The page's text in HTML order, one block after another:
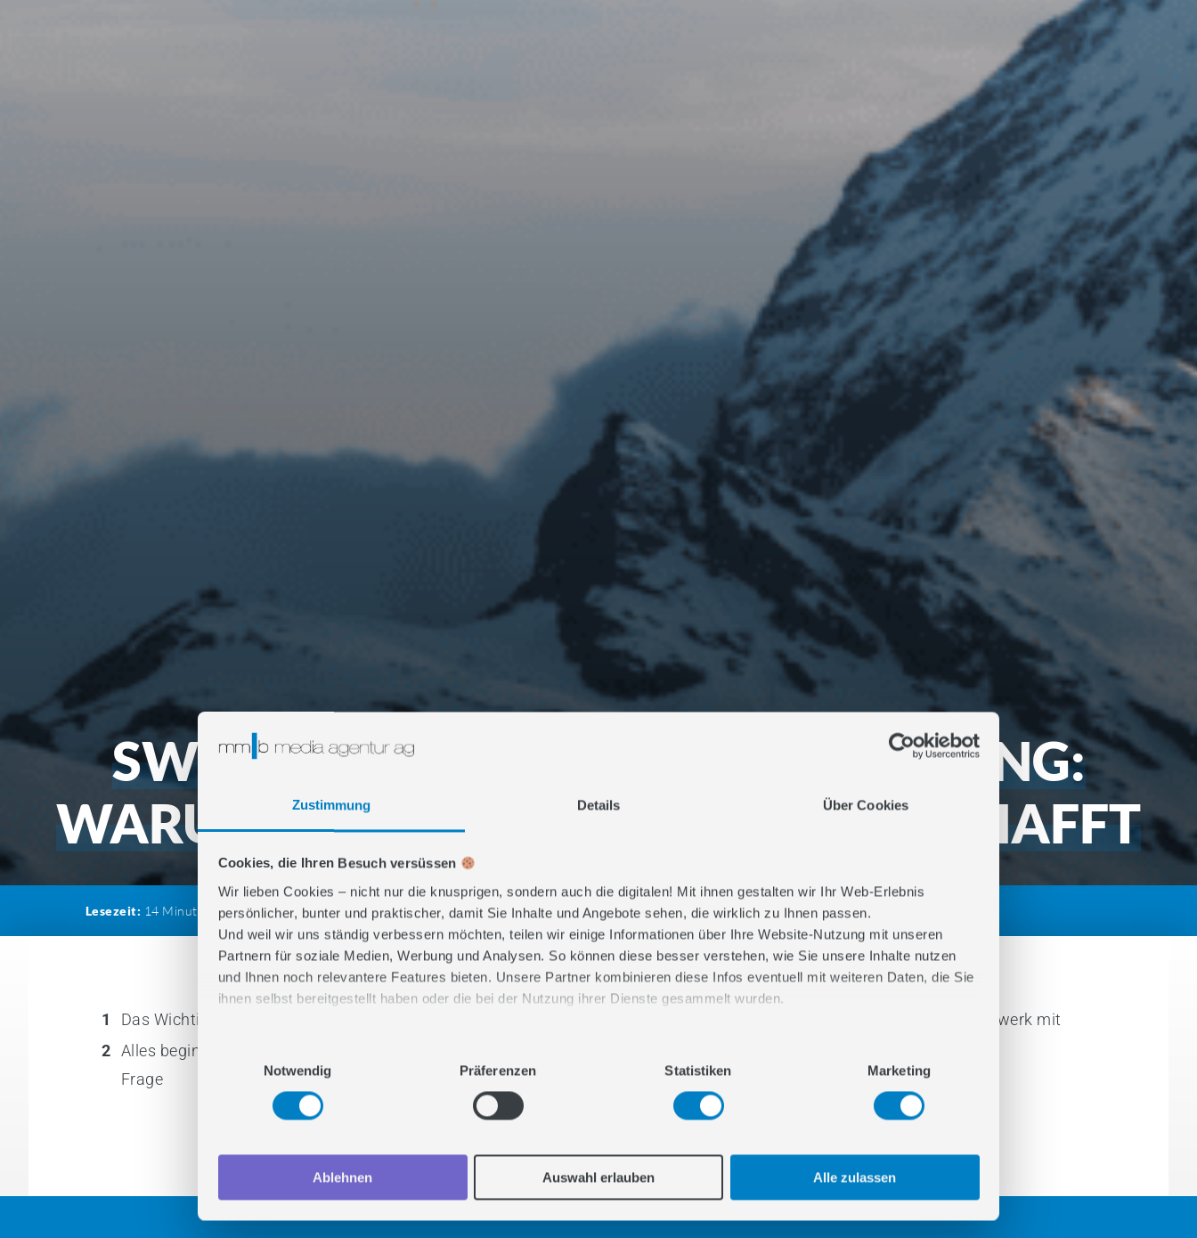
Zustimmung Details Über Cookies
Cookies, die Ihren Besuch versüssen
Wir lieben Cookies – nicht nur die knusprigen, sondern auch die digitalen! Mit ihnen gestalten wir Ihr Web-Erlebnis
persönlicher, bunter und praktischer, damit Sie Inhalte und Angebote sehen, die wirklich zu Ihnen passen.
Und weil wir uns ständig verbessern möchten, teilen wir einige Informationen über Ihre Website-Nutzung mit unseren
Partnern für soziale Medien, Werbung und Analysen. So können diese besser verstehen, wie Sie unsere Inhalte nutzen
und Ihnen noch relevantere Features bieten. Unsere Partner kombinieren diese Infos eventuell mit weiteren Daten, die Sie
ihnen selbst bereitgestellt haben oder die bei der Nutzung ihrer Dienste gesammelt wurden.
Einwilligungsauswahl
Notwendig
Präferenzen Statistiken Marketing
Ablehnen Auswahl erlauben Alle zulassen
SWISS LABEL IM DIGITAL MARKETING:
WARUM HERKUNFT VERTRAUEN SCHAFFT
Lesezeit: 14 Minuten Kategorie: OMAG InsideErstellungsdatum: 24. April 2025
INHALT
1
Das Wichtigste in Kürze
2 Alles beginnt mit einer einfachen
Frage
4
Swissness: Ein leiser Vorteil mit
grosser Wirkung
Swiss Label – ein Netzwerk mit